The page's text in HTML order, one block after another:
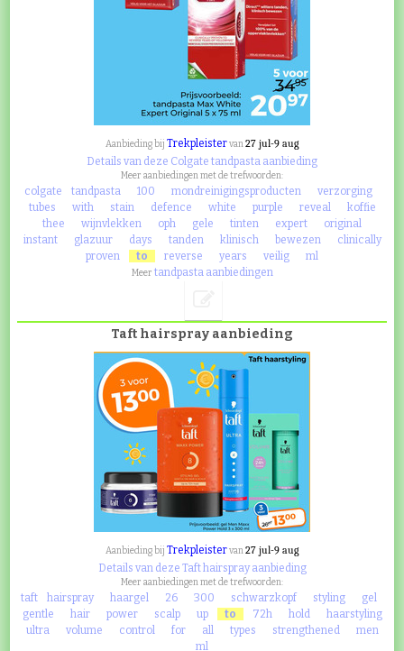
Aanbieding bij Trekpleistervan27 jul-9 aug
Details van deze Colgate tandpasta aanbieding
Meer aanbiedingen met de trefwoorden:
colgate tandpasta 100 mondreinigingsproducten
verzorging
tubes
with stain defence white purple reveal
koffie
thee
wijnvlekken oph gele tinten expert
original
instant
glazuur days tanden klinisch bewezen
clinically
proven
to reverse years veilig ml
Meer tandpasta aanbiedingen
Taft hairspray aanbieding
Aanbieding bij Trekpleistervan27 jul-9 aug
Details van deze Taft hairspray aanbieding
Meer aanbiedingen met de trefwoorden:
taft hairspray haargel 26 300 schwarzkopf styling
gel
gentle
hair power scalp up to 72h hold
haarstyling
ultra
volume control for all types strengthened
men
ml